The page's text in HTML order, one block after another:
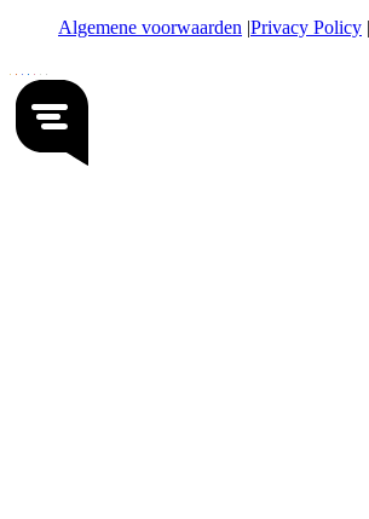
Algemene voorwaarden Privacy Policy